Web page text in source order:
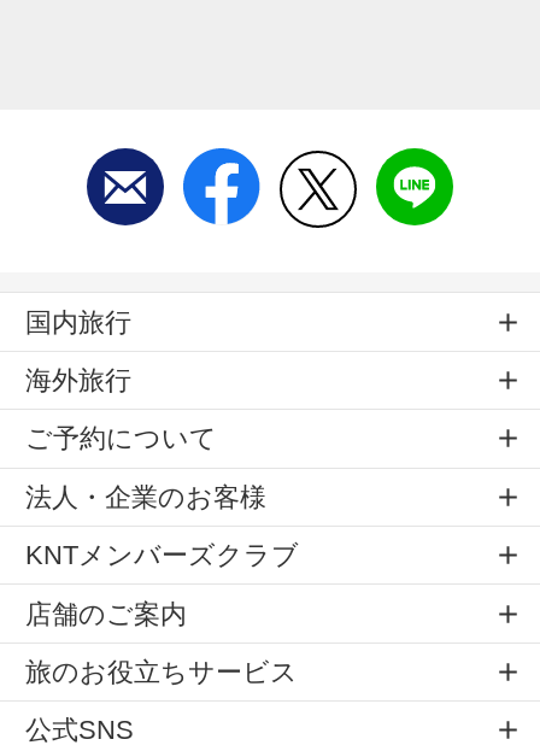
国内旅行
海外旅行
ご予約について
法人・企業のお客様
KNTメンバーズクラブ
店舗のご案内
旅のお役立ちサービス
公式SNS